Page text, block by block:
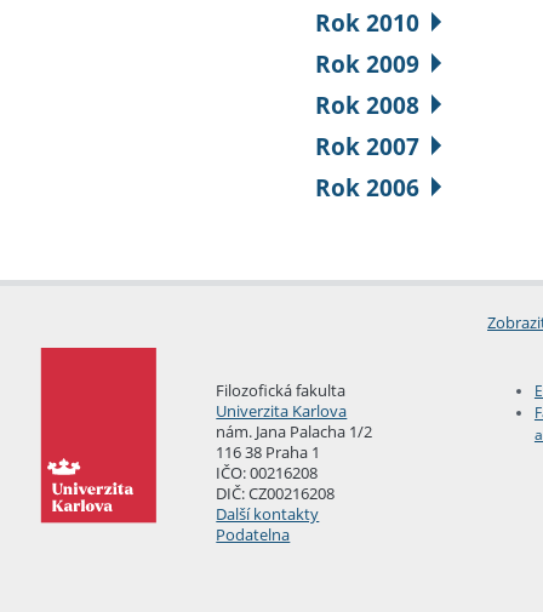
Rok 2010
Rok 2009
Rok 2008
Rok 2007
Rok 2006
Filozofická fakulta
Univerzita Karlova
nám. Jana Palacha 1/2
116 38 Praha 1
IČO: 00216208
DIČ: CZ00216208
Další kontakty
Podatelna